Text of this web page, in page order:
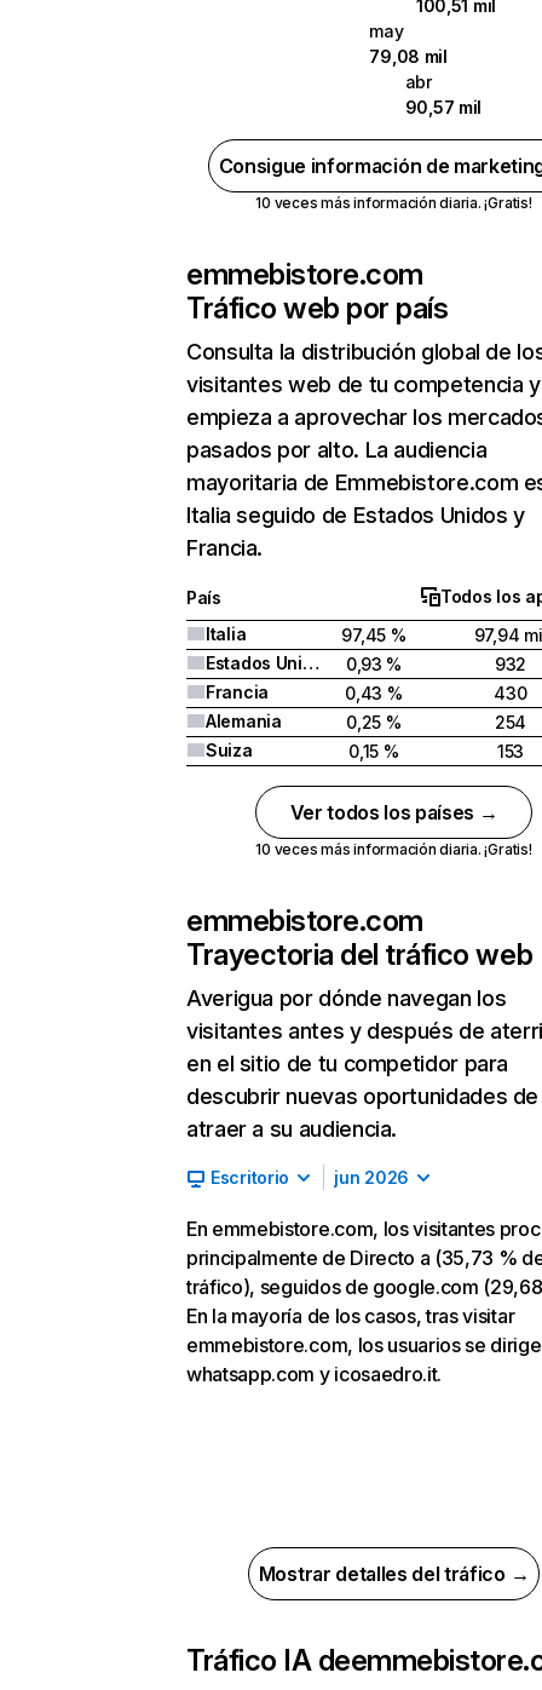
100,51 mil
may
79,08 mil
abr
90,57 mil
Consigue información de
10 veces más información diaria. ¡Gratis!
emmebistore.com
Tráfico web por país
Consulta la distribución global de
visitantes web de tu competencia y
empieza a aprovechar los
pasados por alto. La audiencia
mayoritaria de Emmebistore.com
Italia seguido de Estados Unidos y
Francia.
País
Todos los
Italia
97,45 %
97,94
Estados Unidos
0,93 %
932
Francia
0,43 %
430
Alemania
0,25 %
254
Suiza
0,15 % 153
Ver todos los países →
10 veces más información diaria. ¡Gratis!
emmebistore.com
Trayectoria del tráfico web
Averigua por dónde navegan los
visitantes antes y después de
en el sitio de tu competidor para
descubrir nuevas oportunidades de
atraer a su audiencia.
Escritorio jun 2026
En emmebistore.com, los visitantes
principalmente de Directo a (35,73 %
tráfico), seguidos de google.com
En la mayoría de los casos, tras visitar
emmebistore.com, los usuarios se
whatsapp.com y icosaedro.it.
Mostrar detalles del tráfico →
Tráfico IA de